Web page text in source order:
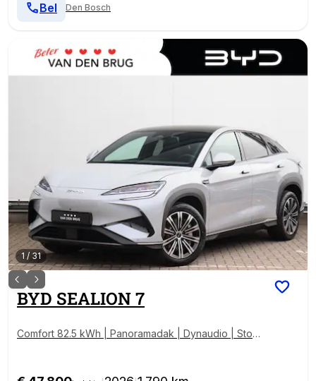
Den Bosch
Bel
1 / 31
BYD SEALION 7
Comfort 82.5 kWh | Panoramadak | Dynaudio | Stoel